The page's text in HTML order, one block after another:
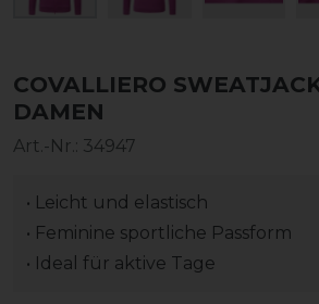
COVALLIERO
DAMEN
Art.-Nr.: 34947
• Leicht und elastisch
• Feminine sportliche Passform
• Ideal für aktive Tage